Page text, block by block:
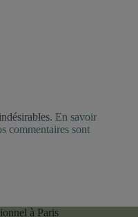
En savoir
commentaires sont
à Paris